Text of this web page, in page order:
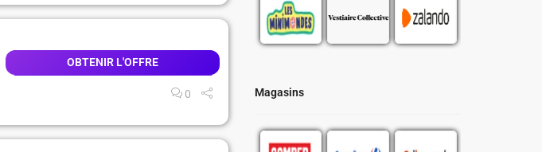
Magasins
OBTENIR L'OFFRE
0